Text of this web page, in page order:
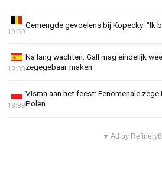
Gemengde gevoelens bij Kopecky: "Ik
19:59
Na lang wachten: Gall mag eindelijk
zegegebaar maken
19:33
Visma aan het feest: Fenomenale zege
Polen
18:33
▼ Ad by